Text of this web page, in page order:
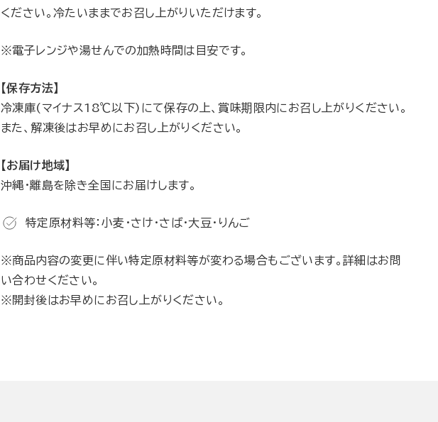
ください。冷たいままでお召し上がりいただけます。
※電子レンジや湯せんでの加熱時間は目安です。
【保存方法】
冷凍庫(マイナス18℃以下)にて保存の上、賞味期限内にお召し上がりください。
また、解凍後はお早めにお召し上がりください。
【お届け地域】
沖縄・離島を除き全国にお届けします。
特定原材料等：小麦・さけ・さば・大豆・りんご
※商品内容の変更に伴い特定原材料等が変わる場合もございます。詳細はお問
い合わせください。
※開封後はお早めにお召し上がりください。